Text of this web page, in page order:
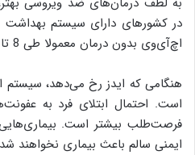
در کشورهای دارای سیستم بهداشت
اچ‌آی‌وی بدون درمان معمولا طی 8 تا 10 سال به ایدز تبدیل می‌شود.
هنگامی که ایدز رخ می‌دهد،
است. احتمال ابتلای فرد به
فرصت‌طلب بیشتر است.
ایمنی سالم باعث بیماری نخواهند